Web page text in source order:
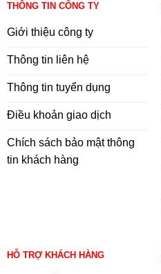
THÔNG TIN CÔNG TY
Giới thiệu công ty
Thông tin liên hệ
Thông tin tuyển dụng
Điều khoản giao dịch
Chích sách bảo mật thông
tin khách hàng
HỖ TRỢ KHÁCH HÀNG